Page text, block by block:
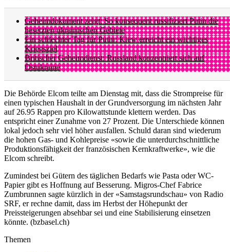
Geheimdokument zeigt: So konsequent russifiziert Putin die
besetzten ukrainischen Gebiete
Ein schlechter Tag für Putin: Kiew erreicht ein wichtiges
Kriegsziel
Britischer Geheimdienst: Russland konzentriert sich auf
Ostukraine
Die Behörde Elcom teilte am Dienstag mit, dass die Strompreise für
einen typischen Haushalt in der Grundversorgung im nächsten Jahr
auf 26.95 Rappen pro Kilowattstunde klettern werden. Das
entspricht einer Zunahme von 27 Prozent. Die Unterschiede können
lokal jedoch sehr viel höher ausfallen. Schuld daran sind wiederum
die hohen Gas- und Kohlepreise «sowie die unterdurchschnittliche
Produktionsfähigkeit der französischen Kernkraftwerke», wie die
Elcom schreibt.
Zumindest bei Gütern des täglichen Bedarfs wie Pasta oder WC-
Papier gibt es Hoffnung auf Besserung. Migros-Chef Fabrice
Zumbrunnen sagte kürzlich in der «Samstagsrundschau» von Radio
SRF, er rechne damit, dass im Herbst der Höhepunkt der
Preissteigerungen absehbar sei und eine Stabilisierung einsetzen
könnte. (bzbasel.ch)
Themen